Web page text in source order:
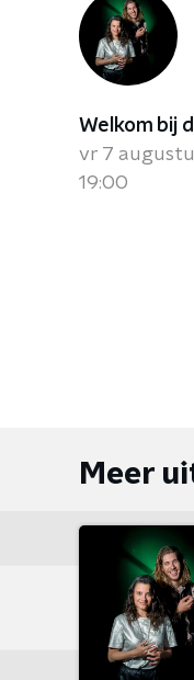
Welkom bij
vr 7
19:00
Meer